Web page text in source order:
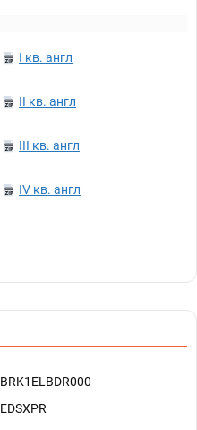
I кв. англ
II кв. англ
III кв. англ
IV кв. англ
BRK1ELBDR000
EDSXPR